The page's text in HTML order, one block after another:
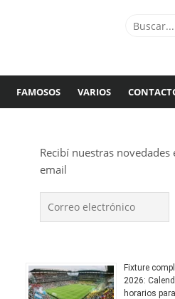
Buscar:
FAMOSOS VARIOS
Recibí nuestras novedades
email
Fixture
2026:
horarios